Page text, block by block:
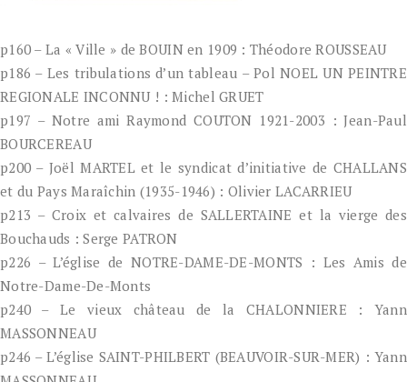
p160 – La « Ville » de BOUIN en 1909 : Théodore ROUSSEAU
p186 – Les tribulations d’un tableau – Pol NOEL UN PEINTRE
REGIONALE INCONNU ! : Michel GRUET
p197 – Notre ami Raymond COUTON 1921-2003 : Jean-Paul
BOURCEREAU
p200 – Joël MARTEL et le syndicat d’initiative de CHALLANS
et du Pays Maraîchin (1935-1946) : Olivier LACARRIEU
p213 – Croix et calvaires de SALLERTAINE et la vierge des
Bouchauds : Serge PATRON
p226 – L’église de NOTRE-DAME-DE-MONTS : Les Amis de
Notre-Dame-De-Monts
p240 – Le vieux château de la CHALONNIERE : Yann
MASSONNEAU
p246 – L’église SAINT-PHILBERT (BEAUVOIR-SUR-MER) : Yann